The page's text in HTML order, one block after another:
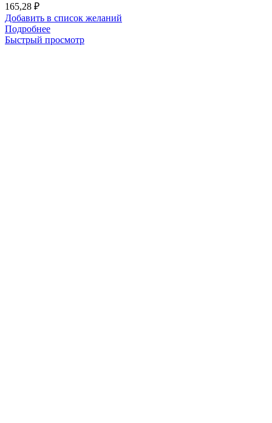
165,28 ₽
Добавить в список желаний
Подробнее
Быстрый просмотр